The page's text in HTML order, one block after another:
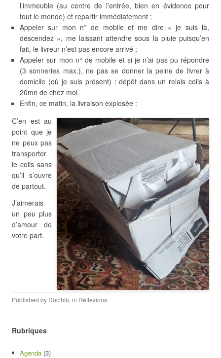
l’immeuble (au centre de l’entrée, bien en évidence pour
tout le monde) et repartir immédiatement ;
Appeler sur mon n° de mobile et me dire « je suis là,
descendez », me laissant attendre sous la pluie puisqu’en
fait, le livreur n’est pas encore arrivé ;
Appeler sur mon n° de mobile et si je n’ai pas pu répondre
(3 sonneries max.), ne pas se donner la peine de livrer à
domicile (où je suis présent) : dépôt dans un relais colis à
20mn de chez moi.
Enfin, ce matin, la livraison explosée :
C’en est au
point que je
ne peux pas
transporter
le colis sans
qu’il s’ouvre
de partout.
J’aimerais
un peu plus
d’amour de
votre part.
Published by Docthib, in Réflexions.
Rubriques
Agenda (3)